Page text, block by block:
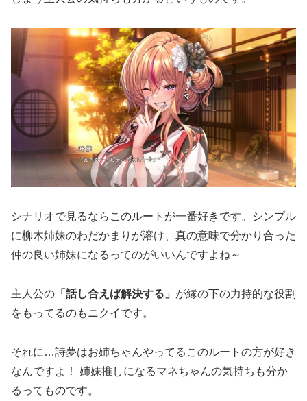
シナリオで見るならこのルートが一番好きです。シンプル
に柳木姉妹のわだかまりが溶け、真の意味で分かり合った
仲の良い姉妹になるってのがいいんですよね～
主人公の 「話し合えば解決する」 が縁の下の力持的な役割
をもってるのもニクイです。
それに…詩夢はお姉ちゃんやってるこのルートの方が好き
なんですよ！ 姉妹推しになるマネちゃんの気持ちも分か
るってものです。